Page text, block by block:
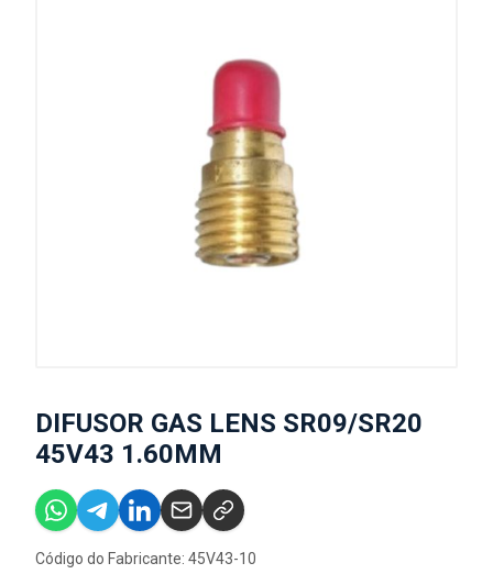
DIFUSOR GAS LENS SR09/SR20
45V43 1.60MM
Código do Fabricante: 45V43-10